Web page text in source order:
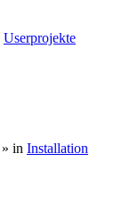
Userprojekte
» in Installation